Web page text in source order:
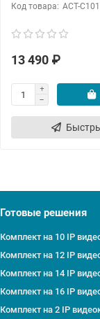
ACT-C101
13 490 ₽
Готовые решения
Комплект на 10 IP
Комплект на 12 IP
Комплект на 14 IP
Комплект на 16 IP
Комплект на 2 IP